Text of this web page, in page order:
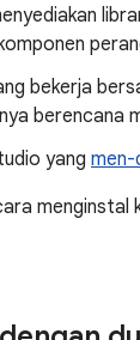
bekerja
berencana
yang men-
menginstal